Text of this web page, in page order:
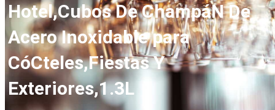
Hotel,Cubos De ChampáN De
Acero Inoxidable para
CóCteles,Fiestas Y
Exteriores,1.3L